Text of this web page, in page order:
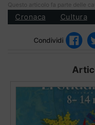
Questo articolo fa parte delle
Cronaca Cultura
Condividi